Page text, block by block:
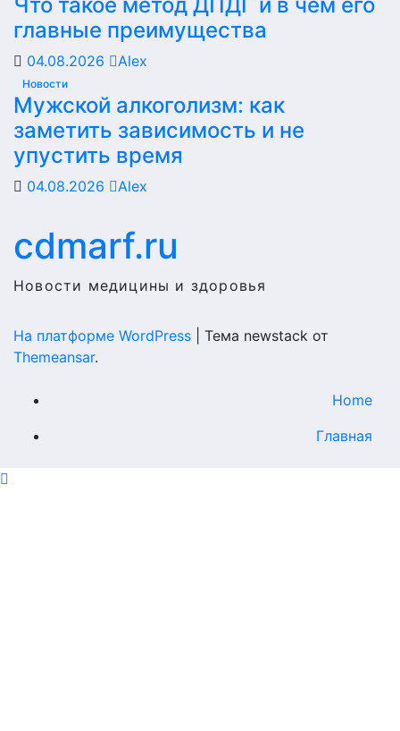
главные преимущества
04.08.2026 Alex
Новости
Мужской алкоголизм: как
заметить зависимость и не
упустить время
04.08.2026 Alex
cdmarf.ru
Новости медицины и здоровья
На платформе WordPress
Тема newstack от
Themeansar.
Home
Главная